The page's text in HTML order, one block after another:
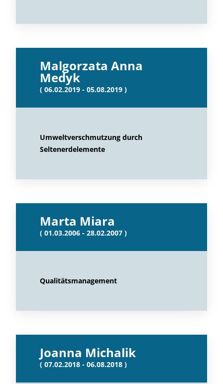
Malgorzata Anna
Medyk
( 06.02.2019 - 05.08.2019 )
Umweltverschmutzung durch
Seltenerdelemente
Marta Miara
( 01.03.2006 - 28.02.2007 )
Qualitätsmanagement
Joanna Michalik
( 07.02.2018 - 06.08.2018 )